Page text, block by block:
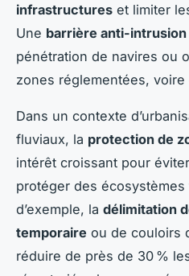
infrastructures et limiter
Une barrière anti-intrusion
pénétration de navires ou
zones réglementées,
Dans un contexte
fluviaux, la protection de
intérêt croissant pour
protéger des
d’exemple, la délimitation
temporaire ou de couloirs
réduire de près de 30 %